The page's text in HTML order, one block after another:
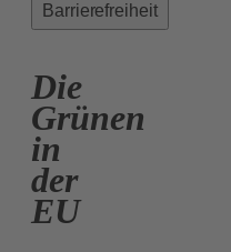
Barrierefreiheit
Die
Grünen
in
der
EU